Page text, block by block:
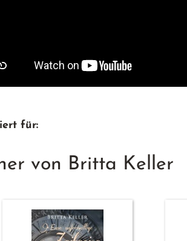
für:
von Britta Keller